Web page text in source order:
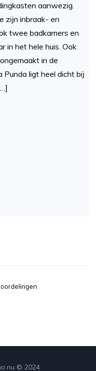
aanwezig.
zijn inbraak- en
twee badkamers en
in het hele huis. Ook
in de
Punda ligt heel dicht bij
© 2024